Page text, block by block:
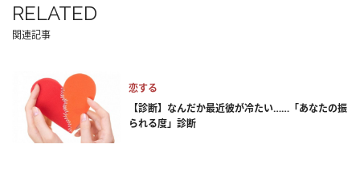
RELATED
関連記事
恋する
【診断】なんだか最近彼が冷たい……「あなたの振
られる度」診断